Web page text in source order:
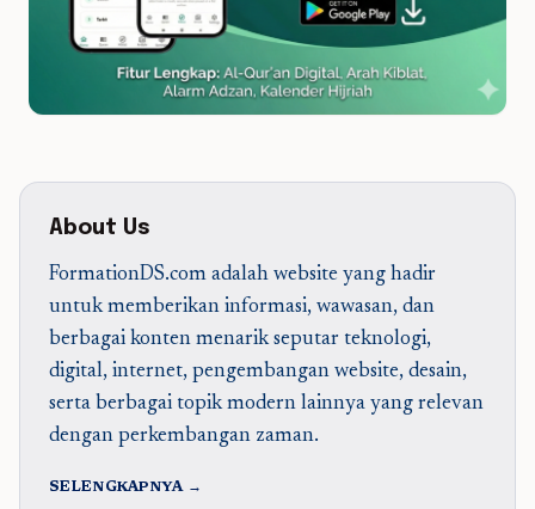
About Us
FormationDS.com adalah website yang hadir
untuk memberikan informasi, wawasan, dan
berbagai konten menarik seputar teknologi,
digital, internet, pengembangan website, desain,
serta berbagai topik modern lainnya yang relevan
dengan perkembangan zaman.
SELENGKAPNYA →